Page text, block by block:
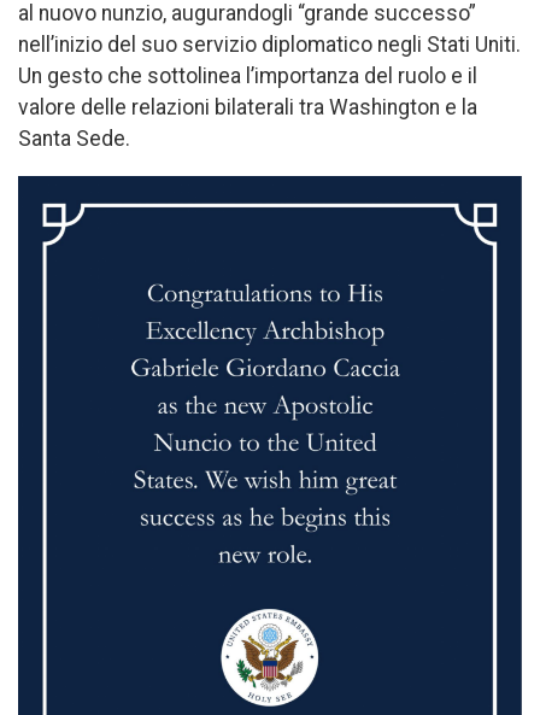
al nuovo nunzio, augurandogli “grande successo”
nell’inizio del suo servizio diplomatico negli Stati Uniti.
Un gesto che sottolinea l’importanza del ruolo e il
valore delle relazioni bilaterali tra Washington e la
Santa Sede.